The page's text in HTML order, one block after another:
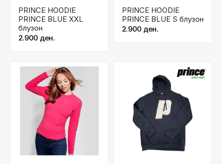
PRINCE HOODIE
PRINCE BLUE XXL
блузон
2.900 ден.
PRINCE HOODIE
PRINCE BLUE S блузон
2.900 ден.